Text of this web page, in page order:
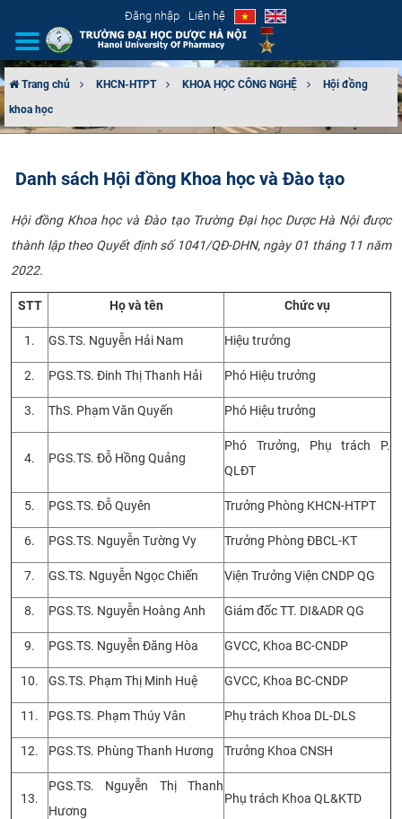
Đăng nhập Liên hệ
GIỚI THIỆU
ĐÀO TẠO
ĐẢM BẢO CHẤT LƯỢNG
KHOA HỌC CÔNG NGHỆ
HTQT
Trang chủ KHCN-HTPT KHOA HỌC CÔNG NGHỆ
Hội đồng
khoa học
Danh sách Hội đồng Khoa học và Đào tạo
Hội đồng Khoa học và Đào tạo Trường Đại học Dược Hà Nội được
thành lập theo Quyết định số 1041/QĐ-DHN, ngày 01 tháng 11 năm
2022.
STT Họ và tên Chức vụ
1. GS.TS. Nguyễn Hải Nam Hiệu trưởng
2. PGS.TS. Đinh Thị Thanh Hải Phó Hiệu trưởng
3. ThS. Phạm Văn Quyến Phó Hiệu trưởng
4. PGS.TS. Đỗ Hồng Quảng
Phó Trưởng, Phụ trách P.
QLĐT
5. PGS.TS. Đỗ Quyên Trưởng Phòng KHCN-HTPT
6. PGS.TS. Nguyễn Tường Vy Trưởng Phòng ĐBCL-KT
7. GS.TS. Nguyễn Ngọc Chiến Viện Trưởng Viện CNDP QG
8. PGS.TS. Nguyễn Hoàng Anh Giám đốc TT. DI&ADR QG
9. PGS.TS. Nguyễn Đăng Hòa GVCC, Khoa BC-CNDP
10. GS.TS. Phạm Thị Minh Huệ GVCC, Khoa BC-CNDP
11. PGS.TS. Phạm Thúy Vân Phụ trách Khoa DL-DLS
12. PGS.TS. Phùng Thanh Hương Trưởng Khoa CNSH
13.
PGS.TS. Nguyễn Thị Thanh
Hương
Phụ trách Khoa QL&KTD